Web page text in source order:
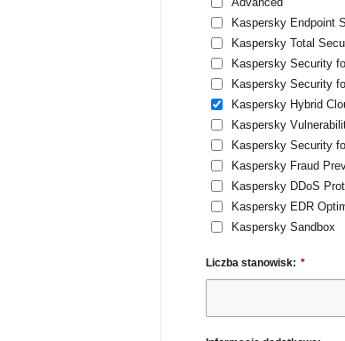
Advanced
Kaspersky Endpoint
Kaspersky Total
Kaspersky Security
Kaspersky Security
Kaspersky Hybrid
Kaspersky
Kaspersky Security
Kaspersky Fraud
Kaspersky DDoS
Kaspersky EDR
Kaspersky Sandbox
Liczba stanowisk: *